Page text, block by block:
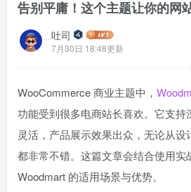
告别平庸！这个主题让你的网
吐司
7月30日 18:48更新
WooCommerce 商业主题中，
功能受到很多电商站长喜欢。它支持
灵活，产品展示效果出众，无论从
都非常不错。这篇文章会结合使用实
Woodmart 的适用场景与优势。